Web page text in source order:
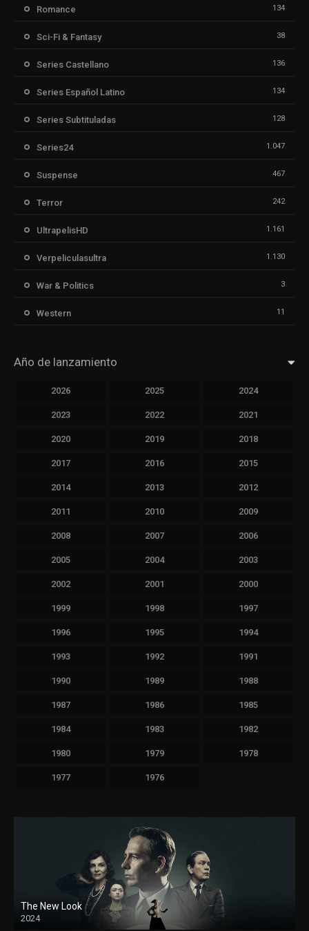
Romance 134
Sci-Fi & Fantasy 38
Series Castellano 136
Series Español Latino 134
Series Subtituladas 128
Series24 1.047
Suspense 467
Terror 242
UltrapelisHD 1.161
Verpeliculasultra 1.130
War & Politics 3
Western 11
Año de lanzamiento
2026 2025 2024
2023 2022 2021
2020 2019 2018
2017 2016 2015
2014 2013 2012
2011 2010 2009
2008 2007 2006
2005 2004 2003
2002 2001 2000
1999 1998 1997
1996 1995 1994
1993 1992 1991
1990 1989 1988
1987 1986 1985
1984 1983 1982
1980 1979 1978
1977 1976
The New Look
2024